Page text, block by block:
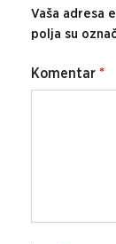
Vaša adresa
polja su
Komentar *